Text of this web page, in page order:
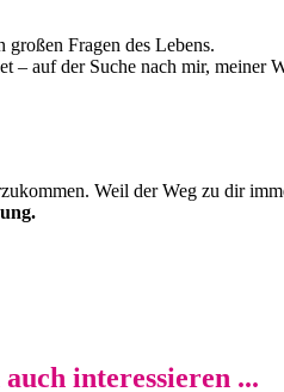
Fragen des Lebens.
auf der Suche nach mir, meiner
Weil der Weg zu dir
interessieren ...